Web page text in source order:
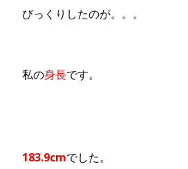
びっくりしたのが。。。
私の身長です。
183.9cmでした。